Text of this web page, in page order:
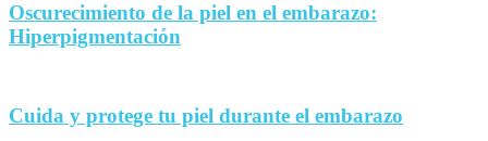
Oscurecimiento de la piel en el embarazo:
Hiperpigmentación
Cuida y protege tu piel durante el embarazo